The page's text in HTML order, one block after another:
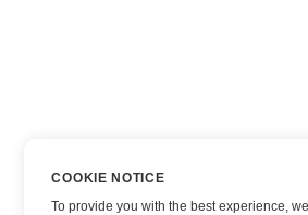
COOKIE NOTICE
To provide you with the best experience,